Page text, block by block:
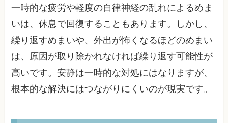
一時的な疲労や軽度の自律神経の乱れによるめま
いは、休息で回復することもあります。しかし、
繰り返すめまいや、外出が怖くなるほどのめまい
は、原因が取り除かれなければ繰り返す可能性が
高いです。安静は一時的な対処にはなりますが、
根本的な解決にはつながりにくいのが現実です。